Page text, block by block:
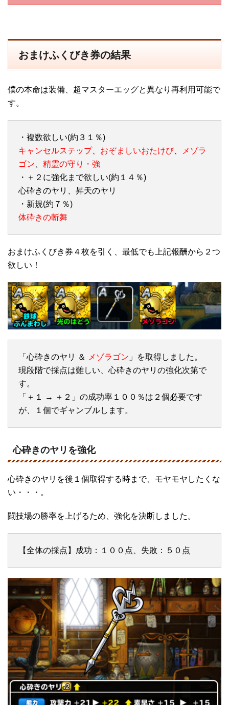
おまけふくびき券の結果
僕の本命は装備、超マスターエッグと異なり再利用可能で
す。
・複数欲しい(約３１％)
キャンセルステップ、 おぞましいおたけび、
メゾラ
ゴン、 精霊の守り・強
・＋２に強化まで欲しい(約１４％)
心砕きのヤリ、昇天のヤリ
・新規(約７％)
体砕きの斬舞
おまけふくびき券４枚を引く、最低でも上記報酬から２つ
欲しい！
「心砕きのヤリ ＆ メゾラゴン 」を取得しました。
現段階で採点は難しい、心砕きのヤリの強化次第で
す。
「＋１ → ＋２」の成功率１００％は２個必要です
が、１個でギャンブルします。
心砕きのヤリを強化
心砕きのヤリを後１個取得する時まで、モヤモヤしたくな
い・・・。
闘技場の勝率を上げるため、強化を決断しました。
【全体の採点】成功：１００点、失敗：５０点